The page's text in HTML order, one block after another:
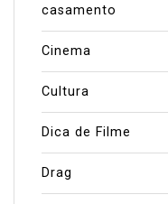
casamento
Cinema
Cultura
Dica de Filme
Drag